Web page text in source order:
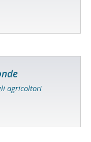
agricoltori